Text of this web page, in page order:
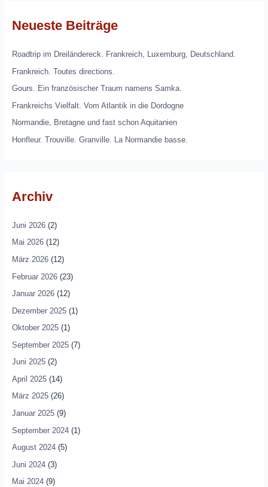
Neueste Beiträge
Roadtrip im Dreiländereck. Frankreich, Luxemburg, Deutschland.
Frankreich. Toutes directions.
Gours. Ein französischer Traum namens Samka.
Frankreichs Vielfalt. Vom Atlantik in die Dordogne
Normandie, Bretagne und fast schon Aquitanien
Honfleur. Trouville. Granville. La Normandie basse.
Archiv
Juni 2026(2)
Mai 2026(12)
März 2026(12)
Februar 2026(23)
Januar 2026(12)
Dezember 2025(1)
Oktober 2025(1)
September 2025(7)
Juni 2025(2)
April 2025(14)
März 2025(26)
Januar 2025(9)
September 2024(1)
August 2024(5)
Juni 2024(3)
Mai 2024(9)